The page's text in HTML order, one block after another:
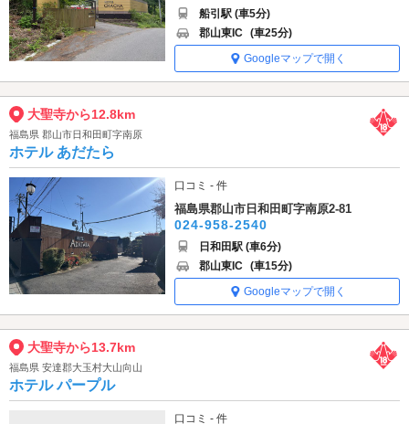
船引駅 (車5分)
郡山東IC (車25分)
Googleマップで開く
大聖寺から12.8km
福島県 郡山市日和田町字南原
ホテル あだたら
口コミ - 件
福島県郡山市日和田町字南原2-81
024-958-2540
日和田駅 (車6分)
郡山東IC (車15分)
Googleマップで開く
大聖寺から13.7km
福島県 安達郡大玉村大山向山
ホテル パープル
口コミ - 件